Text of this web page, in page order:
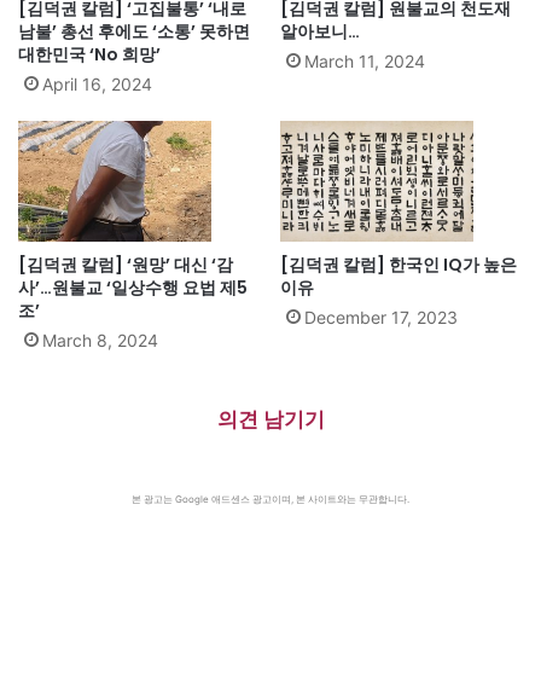
[김덕권 칼럼] ‘고집불통’ ‘내로
남불’ 총선 후에도 ‘소통’ 못하면
대한민국 ‘No 희망’
April 16, 2024
[김덕권 칼럼] 원불교의 천도재
알아보니…
March 11, 2024
[김덕권 칼럼] ‘원망’ 대신 ‘감
사’…원불교 ‘일상수행 요법 제5
조’
March 8, 2024
[김덕권 칼럼] 한국인 IQ가 높은
이유
December 17, 2023
의견 남기기
본 광고는 Google 애드센스 광고이며, 본 사이트와는 무관합니다.